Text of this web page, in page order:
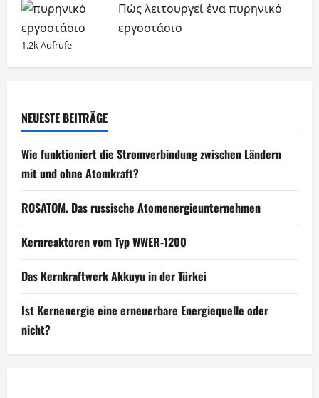
Πώς λειτουργεί ένα πυρηνικό
εργοστάσιο
1.2k Aufrufe
NEUESTE BEITRÄGE
Wie funktioniert die Stromverbindung zwischen Ländern
mit und ohne Atomkraft?
ROSATOM. Das russische Atomenergieunternehmen
Kernreaktoren vom Typ WWER-1200
Das Kernkraftwerk Akkuyu in der Türkei
Ist Kernenergie eine erneuerbare Energiequelle oder
nicht?